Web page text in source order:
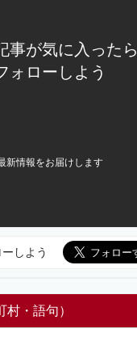
事が気に入ったら
ォローしよう
新情報をお届けします
しよう
・語句）